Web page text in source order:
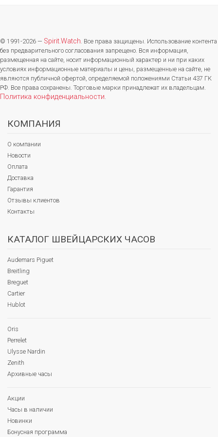
© 1991-2026 — Spirit.Watch. Все права защищены. Использование контента
без предварительного согласования запрещено. Вся информация,
размещенная на сайте, носит информационный характер и ни при каких
условиях информационные материалы и цены, размещенные на сайте, не
являются публичной офертой, определяемой положениями Статьи 437 ГК
РФ. Все права сохранены. Торговые марки принадлежат их владельцам.
Политика конфиденциальности.
КОМПАНИЯ
О компании
Новости
Оплата
Доставка
Гарантия
Отзывы клиентов
Контакты
КАТАЛОГ ШВЕЙЦАРСКИХ ЧАСОВ
Audemars Piguet
Breitling
Breguet
Cartier
Hublot
Oris
Perrelet
Ulysse Nardin
Zenith
Архивные часы
Акции
Часы в наличии
Новинки
Бонусная программа